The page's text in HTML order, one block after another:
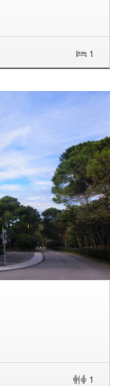
1
| 1